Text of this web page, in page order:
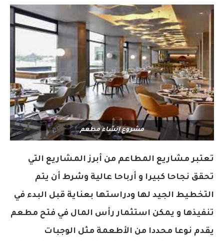
مشروع إنشاء مطعم
تعتبر مشاريع المطاعم من أبرز المشاريع التي
تحقق نجاحا كبيرا و أرباحا عالية وشرط أن يتم
التخطيط الجيد لها ودراستها بعناية قبل البدء في
تنفيذها و يمكن استثمار رأس المال في فتح مطعم
يقدم نوعا محددا من الأطعمة مثل الوجبات